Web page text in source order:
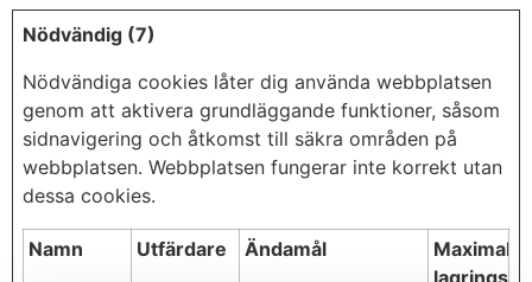
Nödvändig (7)
Nödvändiga cookies låter dig använda webbplatsen
genom att aktivera grundläggande funktioner, såsom
sidnavigering och åtkomst till säkra områden på
webbplatsen. Webbplatsen fungerar inte korrekt utan
dessa cookies.
Namn Utfärdare Ändamål
Maximal
lagringstid